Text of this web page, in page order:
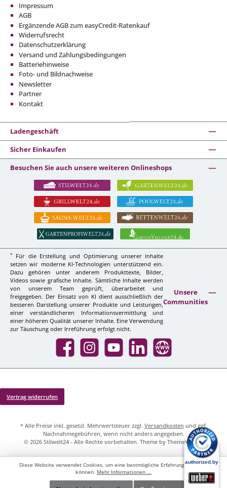
Impressum
AGB
Ergänzende AGB zum easyCredit-Ratenkauf
Widerrufsrecht
Datenschutzerklärung
Versand und Zahlungsbedingungen
Batteriehinweise
Foto- und Bildnachweise
Newsletter
Partner
Kontakt
Ladengeschäft
Sicher Einkaufen
Besuchen Sie auch unsere weiteren Onlineshops
*
Für die Erstellung und Optimierung unserer Inhalte
setzen wir moderne KI-Technologien unterstützend ein.
Dazu gehören unter anderem Produkttexte, Bilder,
Videos sowie grafische Inhalte. Sämtliche Inhalte werden
von unserem Team geprüft, überarbeitet und
freigegeben. Der Einsatz von KI dient ausschließlich der
besseren Darstellung unserer Produkte und Leistungen,
einer verständlicheren Informationsvermittlung und
einer höheren Qualität unserer Inhalte. Eine Verwendung
zur Täuschung oder Irreführung erfolgt nicht.
Unsere
Communities
Facebook InstagramYouTube LinkedIn Website
Vertrag widerrufen
* Alle Preise inkl. gesetzl. Mehrwertsteuer zzgl. Versandkosten und ggf.
Nachnahmegebühren, wenn nicht anders angegeben.
© 2026 Stilwelt24 - Alle Rechte vorbehalten. Theme by ThemeWare®
Diese Website verwendet Cookies, um eine bestmögliche Erfahrung bieten zu
können. Mehr Informationen ...